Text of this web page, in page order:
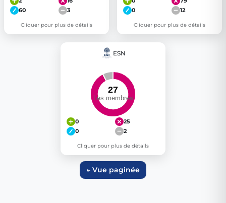
60
3
Cliquer pour plus de détails
0
12
Cliquer pour plus de détails
ESN
0
25
0
2
Cliquer pour plus de détails
← Vue paginée